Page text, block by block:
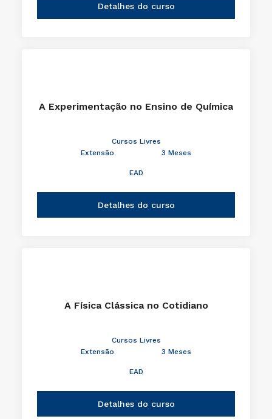
Detalhes do curso
A Experimentação no Ensino de Química
Cursos Livres
Extensão
3 Meses
EAD
Detalhes do curso
A Física Clássica no Cotidiano
Cursos Livres
Extensão
3 Meses
EAD
Detalhes do curso